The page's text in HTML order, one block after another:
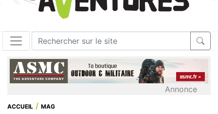
Annonce
ACCUEIL MAG